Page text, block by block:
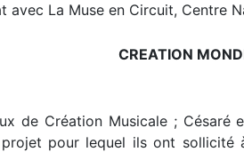
avec La Muse en Circuit, Centre
CREATION
de Création Musicale ; Césaré
pour lequel ils ont sollicité